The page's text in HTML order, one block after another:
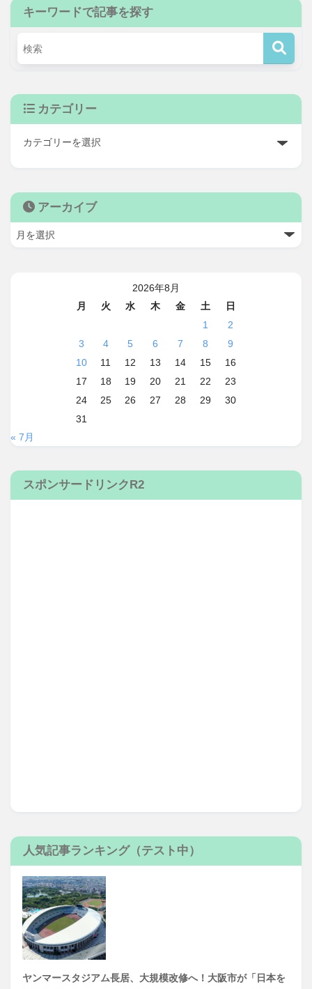
キーワードで記事を探す
カテゴリー
アーカイブ
2026年8月
月
火 水 木 金 土
日
1
2
3
4 5 6 7 8
9
10
11 12 13 14 15
16
17
18 19 20 21 22
23
24
25 26 27 28 29
30
31
« 7月
スポンサードリンクR2
人気記事ランキング（テスト中）
ヤンマースタジアム長居、大規模改修へ！大阪市が「日本を